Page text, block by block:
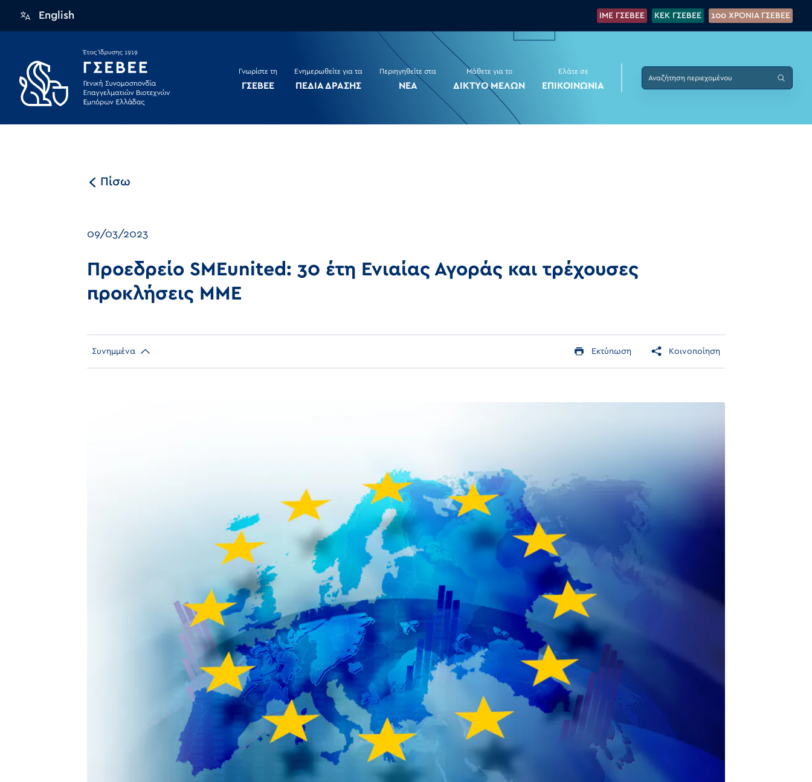
English IME ΓΣΕΒΕΕ KEK ΓΣΕΒΕΕ 100 XPONIA ΓΣΕΒΕΕ
Γνωρίστε τη
ΓΣΕΒΕΕ
Ενημερωθείτε για τα
ΠΕΔΙΑ ΔΡΑΣΗΣ
Περιηγηθείτε στα
ΝΕΑ
Μάθετε για το
ΔΙΚΤΥΟ ΜΕΛΩΝ
Ελάτε σε
ΕΠΙΚΟΙΝΩΝΙΑ
Πίσω
09/03/2023
Προεδρείο SMEunited: 30 έτη Ενιαίας Αγοράς και τρέχουσες
προκλήσεις ΜΜΕ
Συνημμένα Εκτύπωση Κοινοποίηση